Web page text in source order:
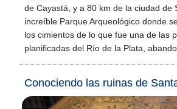
de Cayastá, y a 80 km de la ciudad de
increíble Parque Arqueológico donde
los cimientos de lo que fue una de las
planificadas del Río de la Plata,
Conociendo las ruinas de